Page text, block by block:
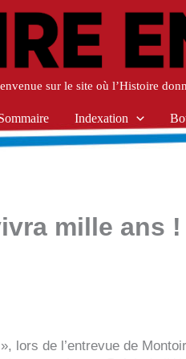
sur le site où l’Histoire
Indexation
mille ans !
lors de l’entrevue de